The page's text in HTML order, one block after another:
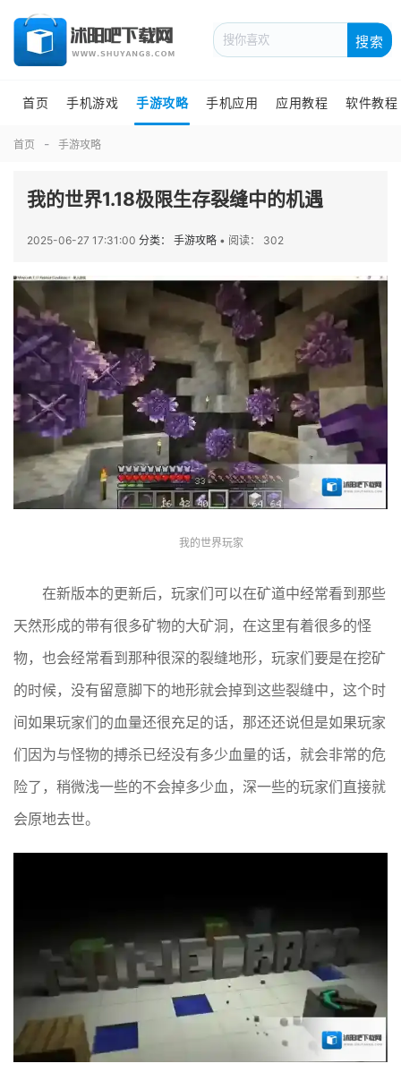
搜索
首页 手机游戏 手游攻略 手机应用 应用教程 软件教程
首页 手游攻略
我的世界1.18极限生存裂缝中的机遇
2025-06-27 17:31:00 分类： 手游攻略 • 阅读： 302
我的世界玩家
在新版本的更新后，玩家们可以在矿道中经常看到那些
天然形成的带有很多矿物的大矿洞，在这里有着很多的怪
物，也会经常看到那种很深的裂缝地形，玩家们要是在挖矿
的时候，没有留意脚下的地形就会掉到这些裂缝中，这个时
间如果玩家们的血量还很充足的话，那还还说但是如果玩家
们因为与怪物的搏杀已经没有多少血量的话，就会非常的危
险了，稍微浅一些的不会掉多少血，深一些的玩家们直接就
会原地去世。